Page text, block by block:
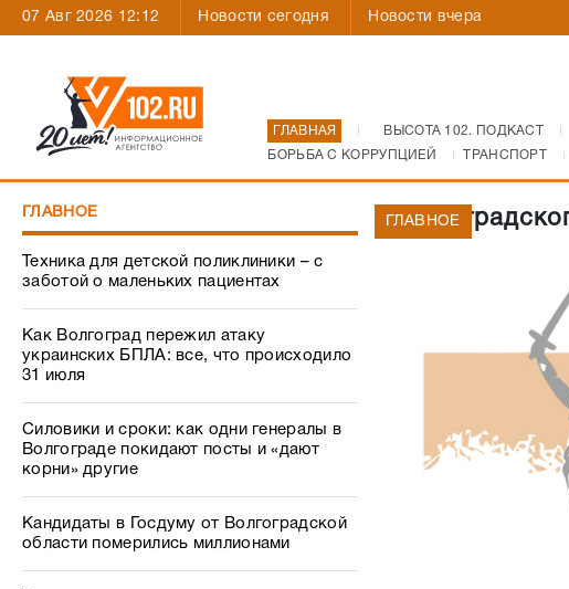
07 Авг 2026 12:12 Новости сегодня Новости вчера
ГЛАВНАЯ ВЫСОТА 102. ПОДКАСТ
БОРЬБА С КОРРУПЦИЕЙ
ТРАНСПОРТ
ГЛАВНОЕ
Техника для детской поликлиники – с
заботой о маленьких пациентах
Как Волгоград пережил атаку
украинских БПЛА: все, что происходило
31 июля
Силовики и сроки: как одни генералы в
Волгограде покидают посты и «дают
корни» другие
Кандидаты в Госдуму от Волгоградской
области померились миллионами
ГЛАВНОЕ